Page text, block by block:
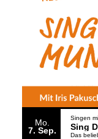
Mo.
7 Sep.
Singen
Sing